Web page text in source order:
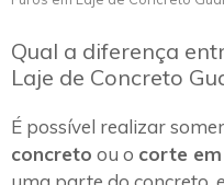
Qual a diferença
Laje de Concreto
É possível realizar
concreto ou o corte